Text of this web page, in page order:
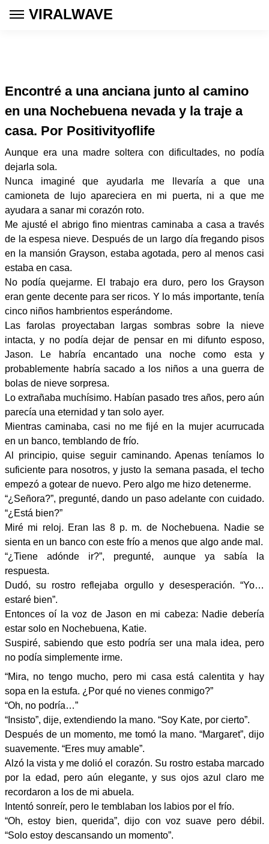
VIRALWAVE
Encontré a una anciana junto al camino
en una Nochebuena nevada y la traje a
casa. Por Positivityoflife
Aunque era una madre soltera con dificultades, no podía
dejarla sola.
Nunca imaginé que ayudarla me llevaría a que una
camioneta de lujo apareciera en mi puerta, ni a que me
ayudara a sanar mi corazón roto.
Me ajusté el abrigo fino mientras caminaba a casa a través
de la espesa nieve. Después de un largo día fregando pisos
en la mansión Grayson, estaba agotada, pero al menos casi
estaba en casa.
No podía quejarme. El trabajo era duro, pero los Grayson
eran gente decente para ser ricos. Y lo más importante, tenía
cinco niños hambrientos esperándome.
Las farolas proyectaban largas sombras sobre la nieve
intacta, y no podía dejar de pensar en mi difunto esposo,
Jason. Le habría encantado una noche como esta y
probablemente habría sacado a los niños a una guerra de
bolas de nieve sorpresa.
Lo extrañaba muchísimo. Habían pasado tres años, pero aún
parecía una eternidad y tan solo ayer.
Mientras caminaba, casi no me fijé en la mujer acurrucada
en un banco, temblando de frío.
Al principio, quise seguir caminando. Apenas teníamos lo
suficiente para nosotros, y justo la semana pasada, el techo
empezó a gotear de nuevo. Pero algo me hizo detenerme.
“¿Señora?”, pregunté, dando un paso adelante con cuidado.
“¿Está bien?”
Miré mi reloj. Eran las 8 p. m. de Nochebuena. Nadie se
sienta en un banco con este frío a menos que algo ande mal.
“¿Tiene adónde ir?”, pregunté, aunque ya sabía la
respuesta.
Dudó, su rostro reflejaba orgullo y desesperación. “Yo…
estaré bien”.
Entonces oí la voz de Jason en mi cabeza: Nadie debería
estar solo en Nochebuena, Katie.
Suspiré, sabiendo que esto podría ser una mala idea, pero
no podía simplemente irme.
“Mira, no tengo mucho, pero mi casa está calentita y hay
sopa en la estufa. ¿Por qué no vienes conmigo?”
“Oh, no podría…”
“Insisto”, dije, extendiendo la mano. “Soy Kate, por cierto”.
Después de un momento, me tomó la mano. “Margaret”, dijo
suavemente. “Eres muy amable”.
Alzó la vista y me dolió el corazón. Su rostro estaba marcado
por la edad, pero aún elegante, y sus ojos azul claro me
recordaron a los de mi abuela.
Intentó sonreír, pero le temblaban los labios por el frío.
“Oh, estoy bien, querida”, dijo con voz suave pero débil.
“Solo estoy descansando un momento”.